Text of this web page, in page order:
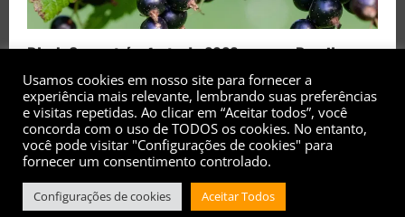
Black Currant é a fruta de 2026 rara no Brasil
Redação MC 0
Copyright© 2017 - 2026 - Todos os direitos
Usamos cookies em nosso site para fornecer a
experiência mais relevante, lembrando suas preferências
e visitas repetidas. Ao clicar em “Aceitar todos”, você
concorda com o uso de TODOS os cookies. No entanto,
você pode visitar "Configurações de cookies" para
fornecer um consentimento controlado.
Configurações de cookies Aceitar Todos